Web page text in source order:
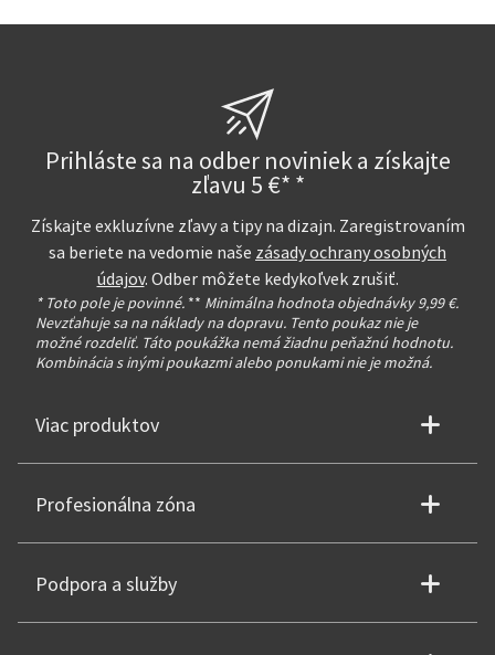
Prihláste sa na odber noviniek a získajte
zľavu 5 €* *
Získajte exkluzívne zľavy a tipy na dizajn. Zaregistrovaním
sa beriete na vedomie naše zásady ochrany osobných
údajov. Odber môžete kedykoľvek zrušiť.
* Toto pole je povinné. ** Minimálna hodnota objednávky 9,99 €.
Nevzťahuje sa na náklady na dopravu. Tento poukaz nie je
možné rozdeliť. Táto poukážka nemá žiadnu peňažnú hodnotu.
Kombinácia s inými poukazmi alebo ponukami nie je možná.
Viac produktov
Profesionálna zóna
Podpora a služby